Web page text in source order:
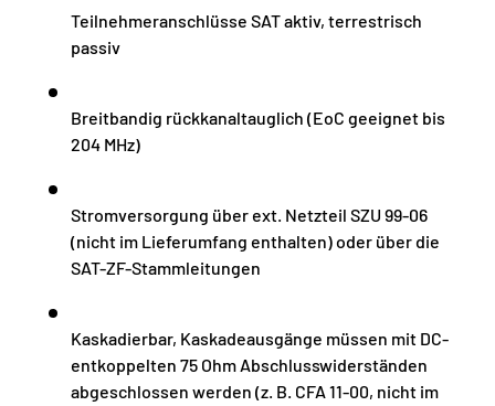
Teilnehmeranschlüsse SAT aktiv, terrestrisch
passiv
Breitbandig rückkanaltauglich (EoC geeignet bis
204 MHz)
Stromversorgung über ext. Netzteil SZU 99-06
(nicht im Lieferumfang enthalten) oder über die
SAT-ZF-Stammleitungen
Kaskadierbar, Kaskadeausgänge müssen mit DC-
entkoppelten 75 Ohm Abschlusswiderständen
abgeschlossen werden (z. B. CFA 11-00, nicht im